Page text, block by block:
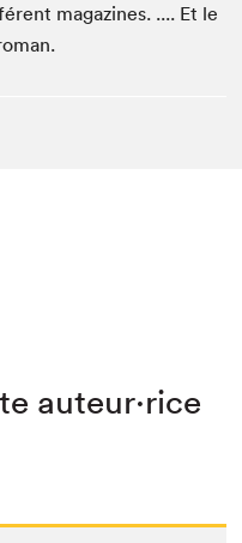
magazines. .... Et le
auteur·rice